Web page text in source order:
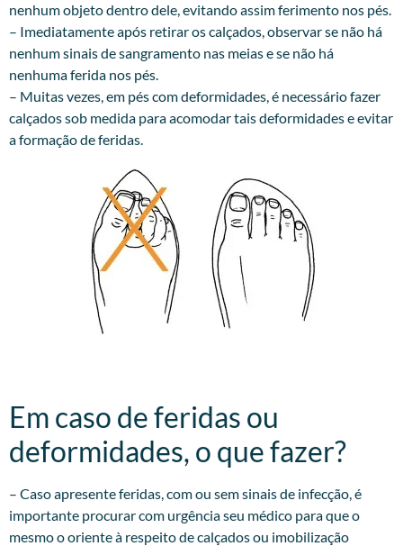
nenhum objeto dentro dele, evitando assim ferimento nos pés.
– Imediatamente após retirar os calçados, observar se não há
nenhum sinais de sangramento nas meias e se não há
nenhuma ferida nos pés.
– Muitas vezes, em pés com deformidades, é necessário fazer
calçados sob medida para acomodar tais deformidades e evitar
a formação de feridas.
Em caso de feridas ou
deformidades, o que fazer?​
– Caso apresente feridas, com ou sem sinais de infecção, é
importante procurar com urgência seu médico para que o
mesmo o oriente à respeito de calçados ou imobilização